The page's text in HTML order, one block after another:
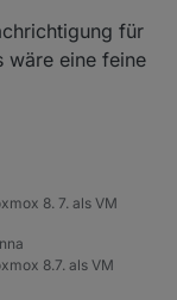
für
wäre eine feine
8. 7. als VM
8.7. als VM